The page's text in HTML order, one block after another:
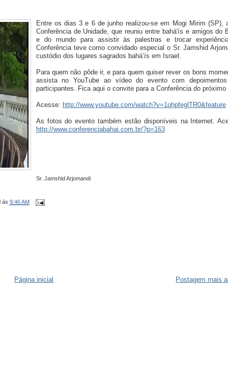
Entre os dias 3 e 6 de junho realizou-se em Mogi Mirim (SP),
Conferência de Unidade, que reuniu entre bahá'ís e amigos do
e do mundo para assistir às palestras e trocar
Conferência teve como convidado especial o Sr. Jamshid
custódio dos lugares sagrados bahá’ís em Israel.
Para quem não pôde ir, e para quem quiser rever os bons
assista no YouTube ao vídeo do evento com
participantes. Fica aqui o convite para a Conferência do próximo
Acesse: http://www.youtube.com/watch?v=1ohpfeglTR0&feature
As fotos do evento também estão disponíveis na Internet.
http://www.conferenciabahai.com.br/?p=163
Sr. Jamshid Arjomandi
às 9:46 AM
Postagem mais
Página inicial